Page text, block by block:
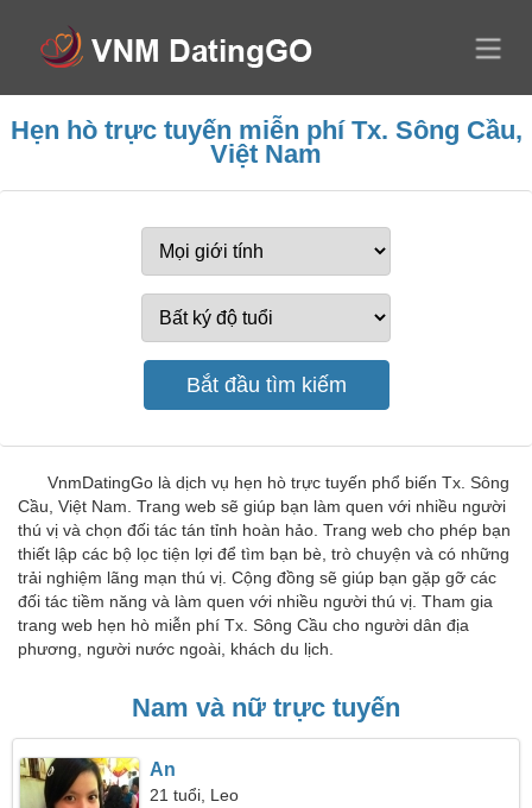
Hẹn hò trực tuyến miễn phí Tx. Sông Cầu,
Việt Nam
VnmDatingGo là dịch vụ hẹn hò trực tuyến phổ biến Tx. Sông
Cầu, Việt Nam. Trang web sẽ giúp bạn làm quen với nhiều người
thú vị và chọn đối tác tán tỉnh hoàn hảo. Trang web cho phép bạn
thiết lập các bộ lọc tiện lợi để tìm bạn bè, trò chuyện và có những
trải nghiệm lãng mạn thú vị. Cộng đồng sẽ giúp bạn gặp gỡ các
đối tác tiềm năng và làm quen với nhiều người thú vị. Tham gia
trang web hẹn hò miễn phí Tx. Sông Cầu cho người dân địa
phương, người nước ngoài, khách du lịch.
Nam và nữ trực tuyến
An
21 tuổi, Leo